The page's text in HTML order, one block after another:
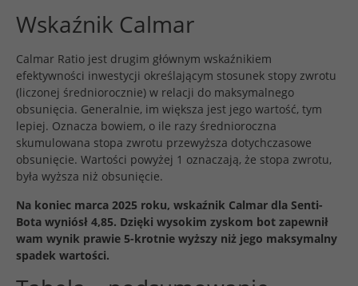
Wskaźnik Calmar
Calmar Ratio jest drugim głównym wskaźnikiem
efektywności inwestycji określającym stosunek stopy zwrotu
(liczonej średniorocznie) w relacji do maksymalnego
obsunięcia. Generalnie, im większa jest jego wartość, tym
lepiej. Oznacza bowiem, o ile razy średnioroczna
skumulowana stopa zwrotu przewyższa dotychczasowe
obsunięcie. Wartości powyżej 1 oznaczają, że stopa zwrotu,
była wyższa niż obsunięcie.
Na koniec marca 2025 roku, wskaźnik Calmar dla Senti-
Bota wyniósł 4,85. Dzięki wysokim zyskom bot zapewnił
wam wynik prawie 5-krotnie wyższy niż jego maksymalny
spadek wartości.